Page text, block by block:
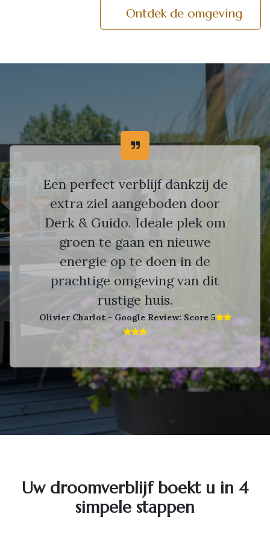
Ontdek de omgeving
Een perfect verblijf dankzij de
extra ziel aangeboden door
Derk & Guido. Ideale plek om
groen te gaan en nieuwe
energie op te doen in de
prachtige omgeving van dit
rustige huis.
Olivier Charlot - Google Review: Score 5​
Vorige
Uw droomverblijf boekt u in 4
simpele stappen